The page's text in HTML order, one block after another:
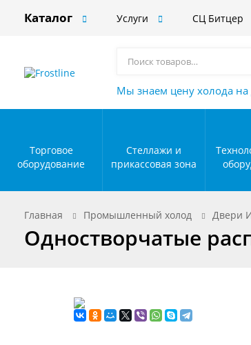
Каталог Услуги СЦ Битцер
Мы знаем цену холода на
Торговое
оборудование
Стеллажи и
прикассовая зона
Главная Промышленный холод Двери
Одностворчатые